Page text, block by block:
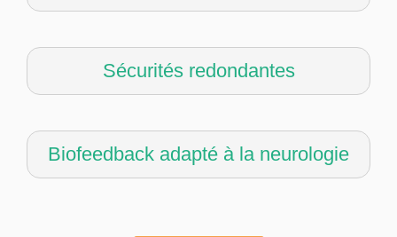
Sécurités redondantes
Biofeedback adapté à la neurologie